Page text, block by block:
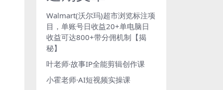
Walmart(沃尔玛)超市浏览标注项
目，单账号日收益20+单电脑日
收益可达800+带分佣机制【揭
秘】
叶老师·故事IP全能剪辑创作课
小霍老师·AI短视频实操课